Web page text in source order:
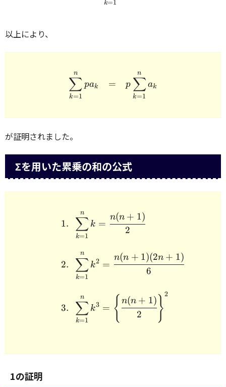
k=1
以上により、
\begin{array}{rcl}
k=1
∑
n
pak = p
k=1
∑
n
ak
が証明されました。
Σを用いた累乗の和の公式
\begin{array}{rcl} &&
1.
k=1
∑
n
k =
2
n(n + 1)
2.
k=1
∑
n
k2 =
6
n(n + 1)(2n + 1)
3.
k=1
∑
n
k3 = { 2
n(n + 1)}2
1の証明